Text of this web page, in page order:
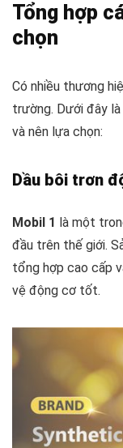
Tổng hợp
chọn
Có nhiều thương
trường. Dưới đây
và nên lựa chọn:
Dầu bôi trơn
Mobil 1 là một
đầu trên thế giới.
tổng hợp cao cấp
vệ động cơ tốt.